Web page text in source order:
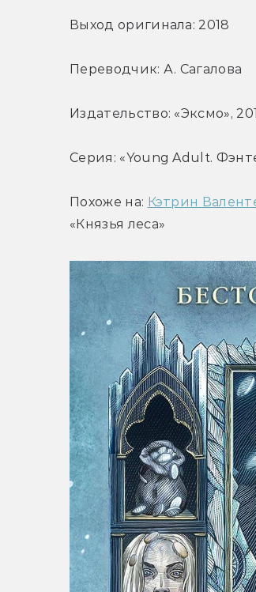
Выход оригинала: 2018
Переводчик: А. Сагалова
Издательство: «Эксмо»,
Серия: «Young Adult.
Похоже на: Кэтрин
«Князья леса»